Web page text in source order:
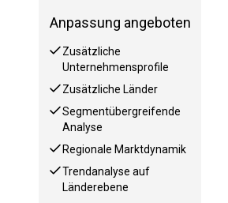
Anpassung angeboten
Zusätzliche
Unternehmensprofile
Zusätzliche Länder
Segmentübergreifende
Analyse
Regionale Marktdynamik
Trendanalyse auf
Länderebene